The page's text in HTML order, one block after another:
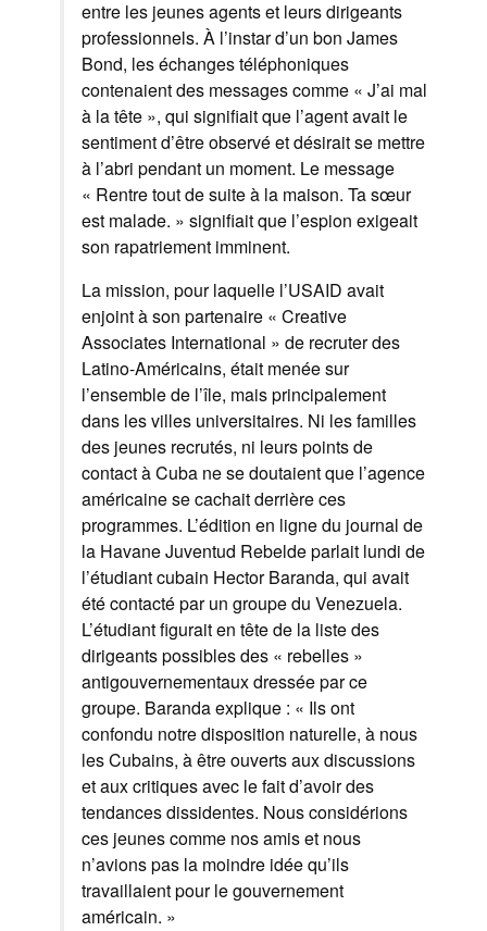
entre les jeunes agents et leurs dirigeants
professionnels. À l’instar d’un bon James
Bond, les échanges téléphoniques
contenaient des messages comme « J’ai mal
à la tête », qui signifiait que l’agent avait le
sentiment d’être observé et désirait se mettre
à l’abri pendant un moment. Le message
« Rentre tout de suite à la maison. Ta sœur
est malade. » signifiait que l’espion exigeait
son rapatriement imminent.
La mission, pour laquelle l’USAID avait
enjoint à son partenaire « Creative
Associates International » de recruter des
Latino-Américains, était menée sur
l’ensemble de l’île, mais principalement
dans les villes universitaires. Ni les familles
des jeunes recrutés, ni leurs points de
contact à Cuba ne se doutaient que l’agence
américaine se cachait derrière ces
programmes. L’édition en ligne du journal de
la Havane Juventud Rebelde parlait lundi de
l’étudiant cubain Hector Baranda, qui avait
été contacté par un groupe du Venezuela.
L’étudiant figurait en tête de la liste des
dirigeants possibles des « rebelles »
antigouvernementaux dressée par ce
groupe. Baranda explique : « Ils ont
confondu notre disposition naturelle, à nous
les Cubains, à être ouverts aux discussions
et aux critiques avec le fait d’avoir des
tendances dissidentes. Nous considérions
ces jeunes comme nos amis et nous
n’avions pas la moindre idée qu’ils
travaillaient pour le gouvernement
américain. »